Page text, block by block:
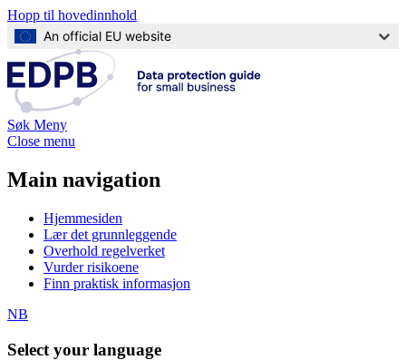
Hopp til hovedinnhold
An official EU website
Søk Meny
Close menu
Main navigation
Hjemmesiden
Lær det grunnleggende
Overhold regelverket
Vurder risikoene
Finn praktisk informasjon
NB
Select your language